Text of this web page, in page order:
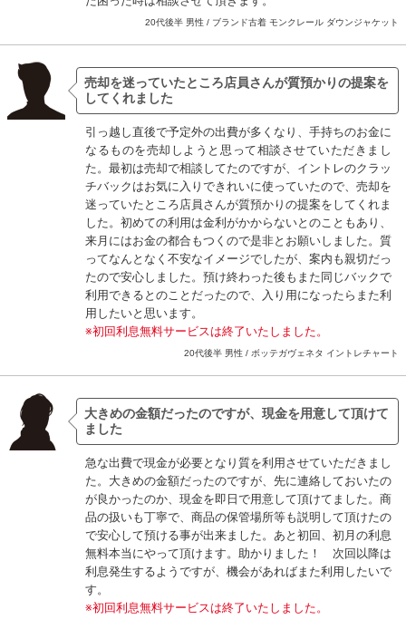
20代後半 男性 / ブランド古着 モンクレール ダウンジャケット
売却を迷っていたところ店員さんが質預かりの提案を
してくれました
引っ越し直後で予定外の出費が多くなり、手持ちのお金に
なるものを売却しようと思って相談させていただきまし
た。最初は売却で相談してたのですが、イントレのクラッ
チバックはお気に入りできれいに使っていたので、売却を
迷っていたところ店員さんが質預かりの提案をしてくれま
した。初めての利用は金利がかからないとのこともあり、
来月にはお金の都合もつくので是非とお願いしました。質
ってなんとなく不安なイメージでしたが、案内も親切だっ
たので安心しました。預け終わった後もまた同じバックで
利用できるとのことだったので、入り用になったらまた利
用したいと思います。
※初回利息無料サービスは終了いたしました。
20代後半 男性 / ボッテガヴェネタ イントレチャート
大きめの金額だったのですが、現金を用意して頂けて
ました
急な出費で現金が必要となり質を利用させていただきまし
た。大きめの金額だったのですが、先に連絡しておいたの
が良かったのか、現金を即日で用意して頂けてました。商
品の扱いも丁寧で、商品の保管場所等も説明して頂けたの
で安心して預ける事が出来ました。あと初回、初月の利息
無料本当にやって頂けます。助かりました！ 次回以降は
利息発生するようですが、機会があればまた利用したいで
す。
※初回利息無料サービスは終了いたしました。